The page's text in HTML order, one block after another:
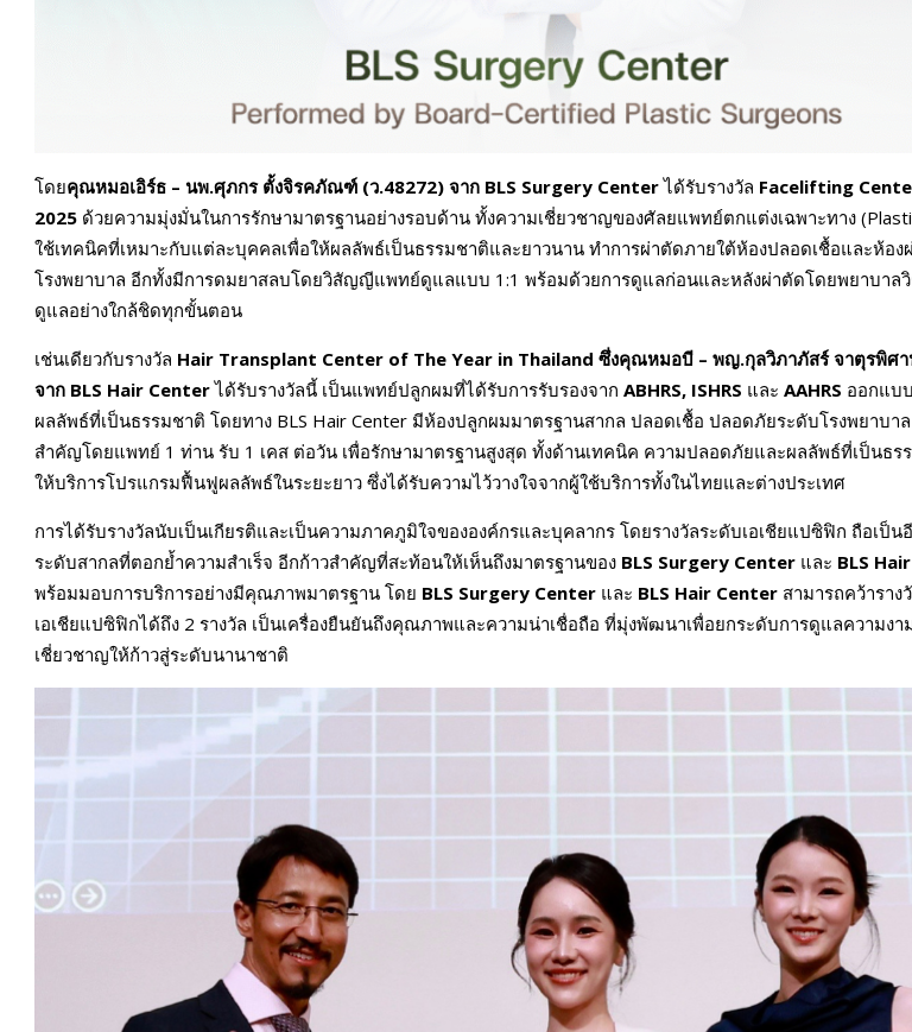
โดยคุณหมอเอิร์ธ – นพ.ศุภกร ตั้งจิรคภัณฑ์ (ว.48272) จาก BLS Surgery Centerได้รับรางวัล Facelifting
2025 ด้วยความมุ่งมั่นในการรักษามาตรฐานอย่างรอบด้าน ทั้งความเชี่ยวชาญของศัลยแพทย์ตกแต่งเฉพาะทาง
ใช้เทคนิคที่เหมาะกับแต่ละบุคคลเพื่อให้ผลลัพธ์เป็นธรรมชาติและยาวนาน ทำการผ่าตัดภายใต้ห้องปลอดเชื้อและห้อง
โรงพยาบาล อีกทั้งมีการดมยาสลบโดยวิสัญญีแพทย์ดูแลแบบ 1:1 พร้อมด้วยการดูแลก่อนและหลังผ่าตัดโดยพยาบาล
ดูแลอย่างใกล้ชิดทุกขั้นตอน
เช่นเดียวกับรางวัล Hair Transplant Center of The Year in Thailand ซึ่งคุณหมอบี – พญ.กุลวิภาภัสร์ จาตุรพิศา
จาก BLS Hair Centerได้รับรางวัลนี้ เป็นแพทย์ปลูกผมที่ได้รับการรับรองจาก ABHRS, ISHRS และ AAHRS ออกแบ
ผลลัพธ์ที่เป็นธรรมชาติ โดยทาง BLS Hair Center มีห้องปลูกผมมาตรฐานสากล ปลอดเชื้อ ปลอดภัยระดับโรงพยาบา
สำคัญโดยแพทย์ 1 ท่าน รับ 1 เคส ต่อวัน เพื่อรักษามาตรฐานสูงสุด ทั้งด้านเทคนิค ความปลอดภัยและผลลัพธ์ที่เป็นธร
ให้บริการโปรแกรมฟื้นฟูผลลัพธ์ในระยะยาว ซึ่งได้รับความไว้วางใจจากผู้ใช้บริการทั้งในไทยและต่างประเทศ
การได้รับรางวัลนับเป็นเกียรติและเป็นความภาคภูมิใจขององค์กรและบุคลากร โดยรางวัลระดับเอเชียแปซิฟิก ถือเป็น
ระดับสากลที่ตอกย้ำความสำเร็จ อีกก้าวสำคัญที่สะท้อนให้เห็นถึงมาตรฐานของ BLS Surgery Center และ BLS
พร้อมมอบการบริการอย่างมีคุณภาพมาตรฐาน โดย BLS Surgery Center และ BLS Hair Center สามารถคว้ารา
เอเชียแปซิฟิกได้ถึง 2 รางวัล เป็นเครื่องยืนยันถึงคุณภาพและความน่าเชื่อถือ ที่มุ่งพัฒนาเพื่อยกระดับการดูแลความง
เชี่ยวชาญให้ก้าวสู่ระดับนานาชาติ